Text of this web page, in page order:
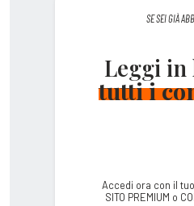
SE SEI GIÀ
Leggi
tutti i
Accedi ora con il
SITO PREMIUM o